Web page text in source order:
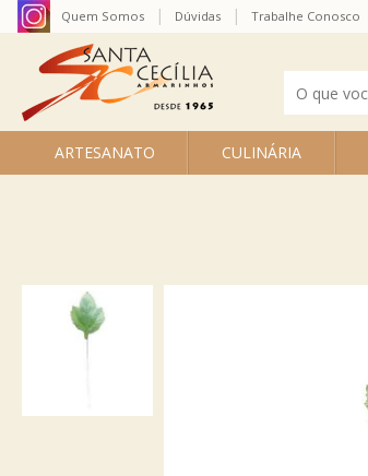
ARTESANATO CULINÁRIA
Quem Somos Dúvidas Trabalhe Conosco